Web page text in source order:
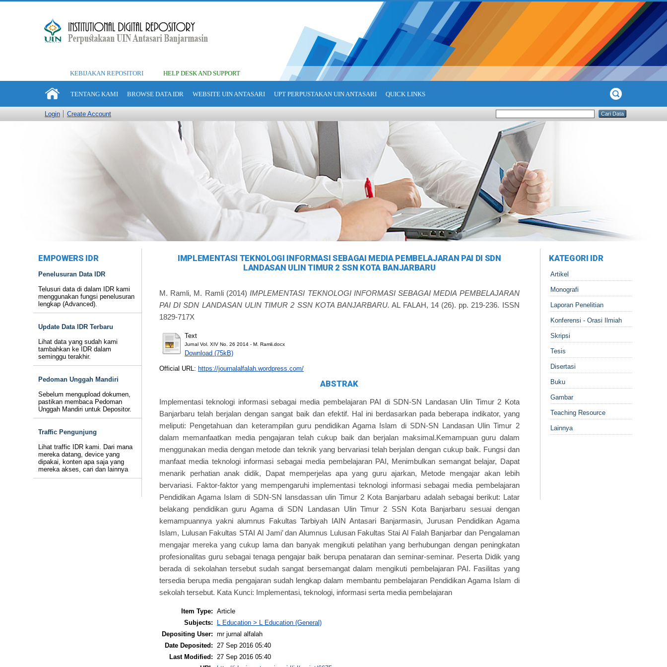
KEBIJAKAN REPOSITORI HELP DESK AND SUPPORT
TENTANG KAMI BROWSE DATA IDR WEBSITE UIN ANTASARI UPT PERPUSTAKAN UIN ANTASARI QUICK LINKS
Login Create Account
EMPOWERS IDR
Penelusuran Data IDR
Telusuri data di dalam IDR kami
menggunakan fungsi penelusuran
lengkap (Advanced).
Update Data IDR Terbaru
Lihat data yang sudah kami
tambahkan ke IDR dalam
seminggu terakhir.
Pedoman Unggah Mandiri
Sebelum mengupload dokumen,
pastikan membaca Pedoman
Unggah Mandiri untuk Depositor.
Traffic Pengunjung
Lihat traffic IDR kami. Dari mana
mereka datang, device yang
dipakai, konten apa saja yang
mereka akses, cari dan lainnya
IMPLEMENTASI TEKNOLOGI INFORMASI SEBAGAI MEDIA PEMBELAJARAN PAI DI SDN
LANDASAN ULIN TIMUR 2 SSN KOTA BANJARBARU
M. Ramli, M. Ramli(2014)IMPLEMENTASI TEKNOLOGI INFORMASI SEBAGAI MEDIA PEMBELAJARAN
PAI DI SDN LANDASAN ULIN TIMUR 2 SSN KOTA BANJARBARU. AL FALAH, 14 (26). pp. 219-236. ISSN
1829-717X
Text
Jurnal Vol. XIV No. 26 2014 - M. Ramli.docx
Download (75kB)
Official URL: https://journalalfalah.wordpress.com/
ABSTRAK
Implementasi teknologi informasi sebagai media pembelajaran PAI di SDN-SN Landasan Ulin Timur 2 Kota
Banjarbaru telah berjalan dengan sangat baik dan efektif. Hal ini berdasarkan pada beberapa indikator, yang
meliputi: Pengetahuan dan keterampilan guru pendidikan Agama Islam di SDN-SN Landasan Ulin Timur 2
dalam memanfaatkan media pengajaran telah cukup baik dan berjalan maksimal.Kemampuan guru dalam
menggunakan media dengan metode dan teknik yang bervariasi telah berjalan dengan cukup baik. Fungsi dan
manfaat media teknologi informasi sebagai media pembelajaran PAI, Menimbulkan semangat belajar, Dapat
menarik perhatian anak didik, Dapat memperjelas apa yang guru ajarkan, Metode mengajar akan lebih
bervariasi. Faktor-faktor yang mempengaruhi implementasi teknologi informasi sebagai media pembelajaran
Pendidikan Agama Islam di SDN-SN lansdassan ulin Timur 2 Kota Banjarbaru adalah sebagai berikut: Latar
belakang pendidikan guru Agama di SDN Landasan Ulin Timur 2 SSN Kota Banjarbaru sesuai dengan
kemampuannya yakni alumnus Fakultas Tarbiyah IAIN Antasari Banjarmasin, Jurusan Pendidikan Agama
Islam, Lulusan Fakultas STAI Al Jami’ dan Alumnus Lulusan Fakultas Stai Al Falah Banjarbar dan Pengalaman
mengajar mereka yang cukup lama dan banyak mengikuti pelatihan yang berhubungan dengan peningkatan
profesionalitas guru sebagai tenaga pengajar baik berupa penataran dan seminar-seminar. Peserta Didik yang
berada di sekolahan tersebut sudah sangat bersemangat dalam mengikuti pembelajaran PAI. Fasilitas yang
tersedia berupa media pengajaran sudah lengkap dalam membantu pembelajaran Pendidikan Agama Islam di
sekolah tersebut. Kata Kunci: Implementasi, teknologi, informasi serta media pembelajaran
Item Type: Article
Subjects:
L Education > L Education (General)
Depositing User: mr jurnal alfalah
Date Deposited:
27 Sep 2016 05:40
Last Modified:
27 Sep 2016 05:40
KATEGORI IDR
Artikel
Monografi
Laporan Penelitian
Konferensi - Orasi Ilmiah
Skripsi
Tesis
Disertasi
Buku
Gambar
Teaching Resource
Lainnya